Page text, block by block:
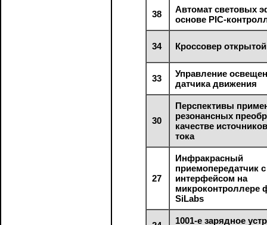
38
Автомат световых
основе РIС-
34 Кроссовер
33
Управление
датчика движения
30
Перспективы
резонансных
качестве
тока
27
Инфракрасный
приемопередатчик
интерфейсом на
микроконтроллере
SiLabs
1001-е зарядное